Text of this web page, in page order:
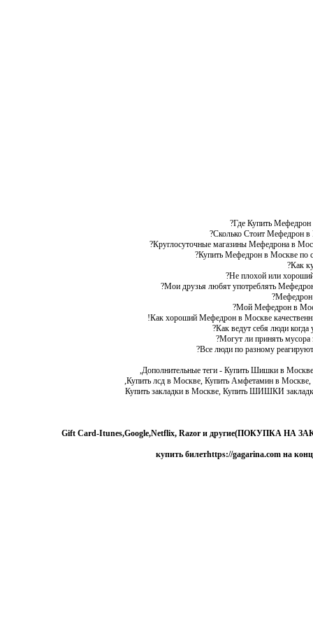
Где Купить
Сколько Стоит Мефедрон в
Круглосуточные магазины Мефедрона в
Купить Мефедрон в Москве по
Как
Не плохой или
Мои друзья любят употреблять
Мефедрон
Мой Мефедрон в
Как хороший Мефедрон в Москве
Как ведут себя люди
Могут ли принять мусора
Все люди по разному
Дополнительные теги - Купить Шишки в
Купить лсд в Москве, Купить Амфетамин в
Купить закладки в Москве, Купить ШИШКИ
Gift Card-Itunes,Google,Netflix, Razor и другие(ПОКУПКА
купить билетhttps://gagarina.com на